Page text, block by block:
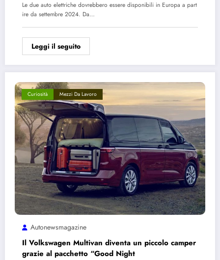
Le due auto elettriche dovrebbero essere disponibili in Europa a part
ire da settembre 2024. Da…
Leggi il seguito
Curiosità Mezzi Da Lavoro
Autonewsmagazine
Il Volkswagen Multivan diventa un piccolo camper
grazie al pacchetto “Good Night